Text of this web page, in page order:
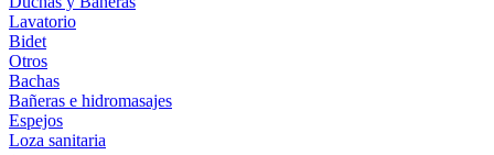
Lavatorio
Bidet
Otros
Bachas
Bañeras e hidromasajes
Espejos
Loza sanitaria